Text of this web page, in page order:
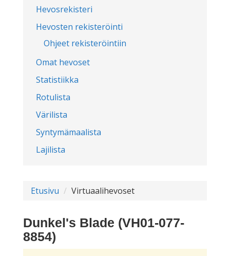
Hevosrekisteri
Hevosten rekisteröinti
Ohjeet rekisteröintiin
Omat hevoset
Statistiikka
Rotulista
Värilista
Syntymämaalista
Lajilista
Etusivu Virtuaalihevoset
Dunkel's Blade (VH01-077-
8854)